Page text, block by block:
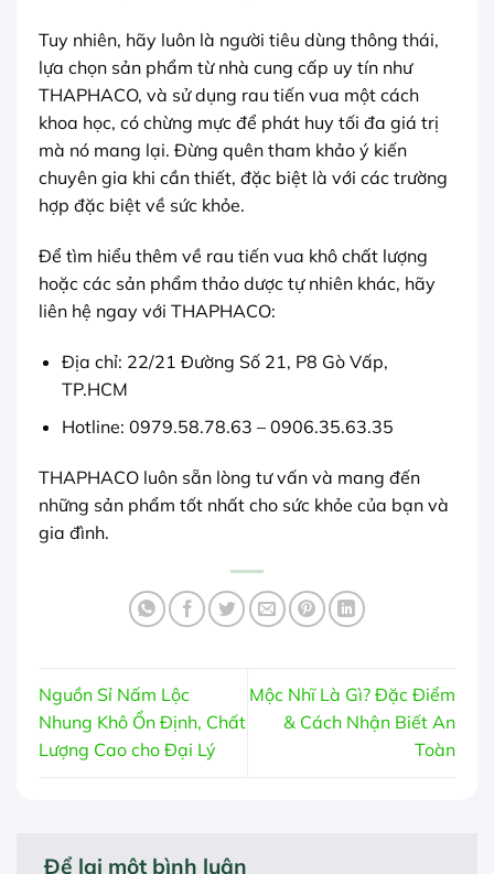
Tuy nhiên, hãy luôn là người tiêu dùng thông thái,
lựa chọn sản phẩm từ nhà cung cấp uy tín như
THAPHACO, và sử dụng rau tiến vua một cách
khoa học, có chừng mực để phát huy tối đa giá trị
mà nó mang lại. Đừng quên tham khảo ý kiến
chuyên gia khi cần thiết, đặc biệt là với các trường
hợp đặc biệt về sức khỏe.
Để tìm hiểu thêm về rau tiến vua khô chất lượng
hoặc các sản phẩm thảo dược tự nhiên khác, hãy
liên hệ ngay với THAPHACO:
Địa chỉ: 22/21 Đường Số 21, P8 Gò Vấp,
TP.HCM
Hotline: 0979.58.78.63 – 0906.35.63.35
THAPHACO luôn sẵn lòng tư vấn và mang đến
những sản phẩm tốt nhất cho sức khỏe của bạn và
gia đình.
Nguồn Sỉ Nấm Lộc
Nhung Khô Ổn Định, Chất
Lượng Cao cho Đại Lý
Mộc Nhĩ Là Gì? Đặc Điểm
& Cách Nhận Biết An
Toàn
Để lại một bình luận